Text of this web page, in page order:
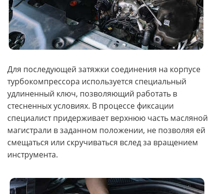
Для последующей затяжки соединения на корпусе
турбокомпрессора используется специальный
удлиненный ключ, позволяющий работать в
стесненных условиях. В процессе фиксации
специалист придерживает верхнюю часть масляной
магистрали в заданном положении, не позволяя ей
смещаться или скручиваться вслед за вращением
инструмента.